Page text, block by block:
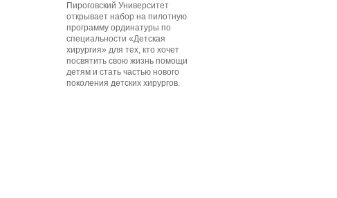
Пироговский Университет
открывает набор на пилотную
программу ординатуры по
специальности «Детская
хирургия» для тех, кто хочет
посвятить свою жизнь помощи
детям и стать частью нового
поколения детских хирургов.